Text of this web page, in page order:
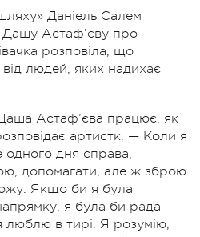
Даніель Салем
Дашу Астаф’єву про
розповіла, що
від людей, яких нaдихaє
Астaф’євa працює, як
артистк. — Коли я
одного дня справа,
допомагати, але ж зброю
Якщо би я була
я була би рада
люблю в тирі. Я розумію,